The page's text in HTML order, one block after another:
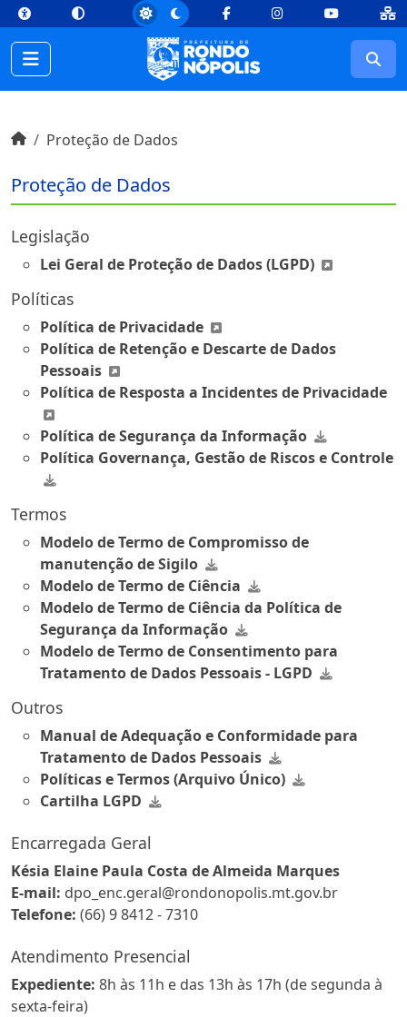
topConteúdo [1] Menu Principal [2] Busca [3] Rodapé [4]
FacebookInstagramYoutube
Início do conteúdo
InícioProteção de Dados
Proteção de Dados
Legislação
Lei Geral de Proteção de Dados (LGPD)
Políticas
Política de Privacidade
Política de Retenção e Descarte de Dados
Pessoais
Política de Resposta a Incidentes de Privacidade
Política de Segurança da Informação
Política Governança, Gestão de Riscos e Controle
Termos
Modelo de Termo de Compromisso de
manutenção de Sigilo
Modelo de Termo de Ciência
Modelo de Termo de Ciência da Política de
Segurança da Informação
Modelo de Termo de Consentimento para
Tratamento de Dados Pessoais - LGPD
Outros
Manual de Adequação e Conformidade para
Tratamento de Dados Pessoais
Políticas e Termos (Arquivo Único)
Cartilha LGPD
Encarregada Geral
Késia Elaine Paula Costa de Almeida Marques
E-mail: dpo_enc.geral@rondonopolis.mt.gov.br
Telefone: (66) 9 8412 - 7310
Atendimento Presencial
Expediente: 8h às 11h e das 13h às 17h (de segunda à
sexta-feira)